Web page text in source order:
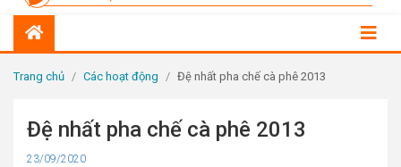
LIÊN HỆ
Trang chủ / Các hoạt động / Đệ nhất pha chế cà phê 2013
Đệ nhất pha chế cà phê 2013
Cập
23/09/2020